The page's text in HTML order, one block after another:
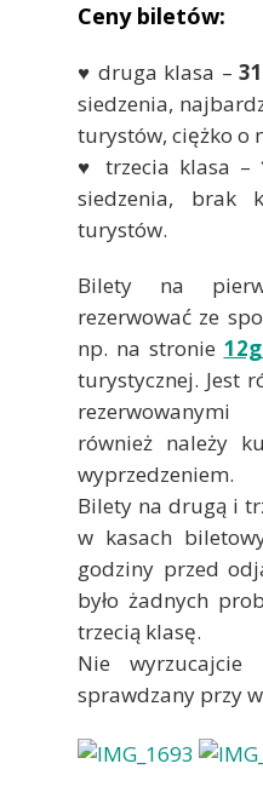
Ceny biletów:
♥ druga klasa –
siedzenia,
turystów, ciężko o
♥ trzecia klasa –
siedzenia, brak
turystów.
Bilety na
rezerwować ze
np. na stronie
turystycznej. Jest
również należy
wyprzedzeniem.
Bilety na drugą i
w kasach
godziny przed
było żadnych
trzecią klasę.
Nie
sprawdzany przy